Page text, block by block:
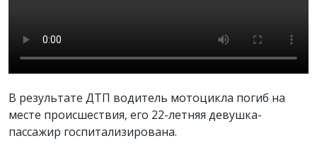
В результате ДТП водитель мотоцикла погиб на
месте происшествия, его 22-летняя девушка-
пассажир госпитализирована.